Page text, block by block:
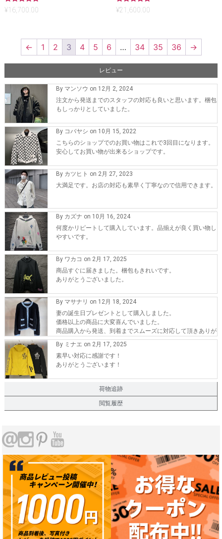
5段階中
5.00
¥16,700.00
5段階中
5.00
¥21,600.00
← 1 2 3 4 5 6 … 34 35 36 →
レビュー
荷物追跡
閲覧履歴
By マンソウ on 12月 2, 2024
注文から発送までのスタッフの対応も良いと思います。梱包
もしっかりとしていました。
By コバヤシ on 10月 15, 2022
こちらのショップでのお買い物はこれで3回目になります。
安心してお買い物が出来るショップです。
By カツヒト on 2月 27, 2023
大満足です。お店の対応も素早く丁寧なので信用できます。
By カズナ on 10月 16, 2024
何度かリピートして購入しています。品揃えが良く買い物し
やすいです。
By ワカコ on 2月 17, 2025
商品すぐに届きました。梱包もきれいです。
ありがとうございました。
By マサナリ on 12月 18, 2024
妻の誕生日プレゼントとして購入しました。
価格以上の商品に大変喜んでいました。
商品購入から発送、到着までスムーズに対応して頂きありが
とうございます。
また、機会が有れば購入したいです。
By ミナエ on 2月 17, 2025
素早い対応に感謝です！
ありがとうございます！